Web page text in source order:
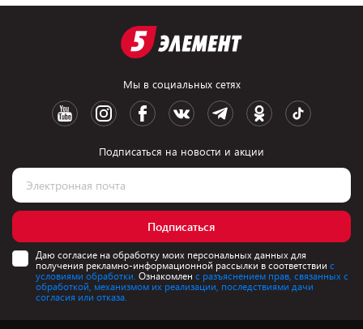
Мы в социальных сетях
Подписаться на новости и акции
Подписаться
Даю согласие на обработку моих персональных данных для
получения рекламно-информационной рассылки в соответствии с
условиями обработки. Ознакомлен с разъяснением прав, связанных с
обработкой, механизмом их реализации, последствиями дачи
согласия или отказа.